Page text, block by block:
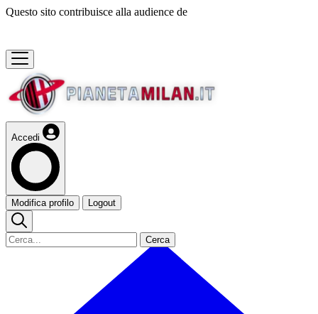
Questo sito contribuisce alla audience de
Accedi
Modifica profilo Logout
Cerca